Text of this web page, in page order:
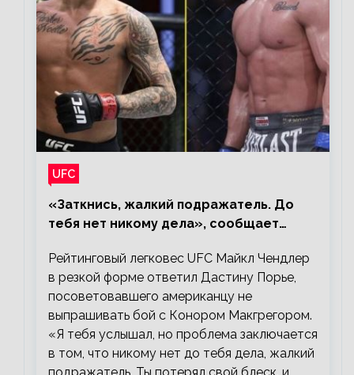
UFC
«Заткнись, жалкий подражатель. До
тебя нет никому дела», сообщает
Рейтинговый легковес UFC Майкл Чендлер
в резкой форме ответил Дастину Порье,
посоветовавшего американцу не
выпрашивать бой с Конором Макгрегором.
«Я тебя услышал, но проблема заключается
в том, что никому нет до тебя дела, жалкий